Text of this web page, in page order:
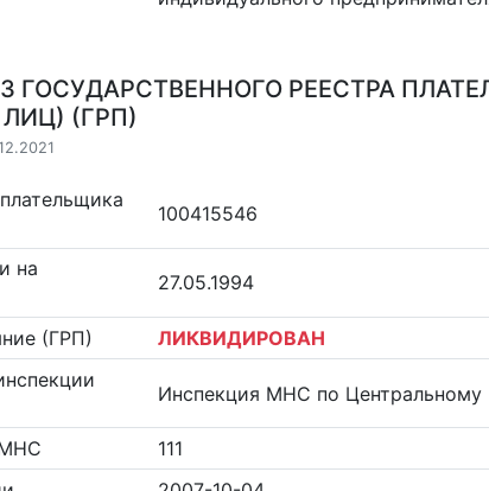
ГОСУДАРСТВЕННОГО РЕЕСТРА
(ГРП)
100415546
на
27.05.1994
(ГРП)
ЛИКВИДИРОВАН
Инспекция МНС по Центральному
МНС
111